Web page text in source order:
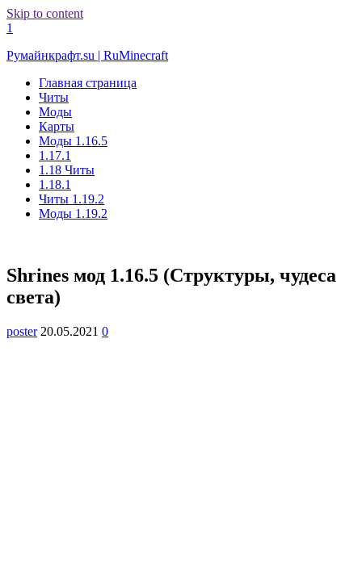
Skip to content
1
Румайнкрафт.su | RuMinecraft
Главная страница
Читы
Моды
Карты
Моды 1.16.5
1.17.1
1.18 Читы
1.18.1
Читы 1.19.2
Моды 1.19.2
Shrines мод 1.16.5 (Структуры, чудеса
света)
poster 20.05.2021 0